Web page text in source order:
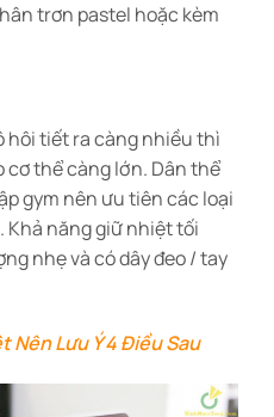
trơn pastel hoặc kèm
hôi tiết ra càng nhiều thì
thể càng lớn. Dân thể
gym nên ưu tiên các loại
Khả năng giữ nhiệt tối
nhẹ và có dây đeo / tay
Nên Lưu Ý 4 Điều Sau